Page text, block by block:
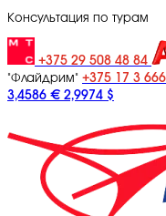
Консультация по турам
+375 29 508 48 84
"Флайдрим" +375 17 3
3,4586 € 2,9974 $